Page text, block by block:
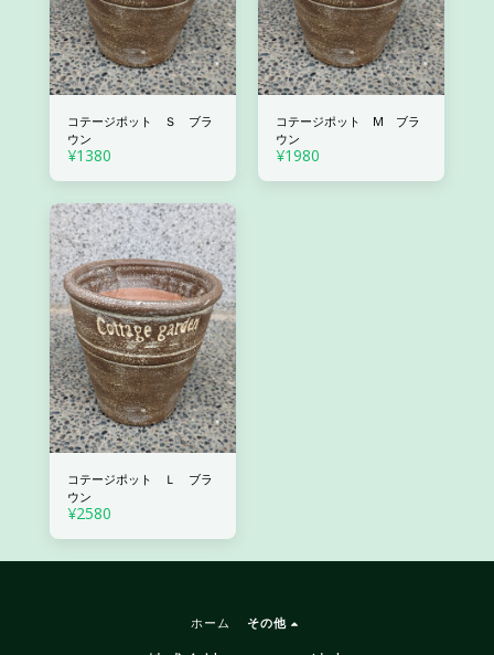
コテージポット Ｓ ブラ
ウン
¥1380
コテージポット M ブラ
ウン
¥1980
コテージポット Ｌ ブラ
ウン
¥2580
ホーム その他